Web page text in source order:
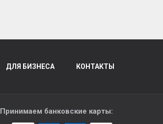
ДЛЯ БИЗНЕСА КОНТАКТЫ
Принимаем банковские карты: